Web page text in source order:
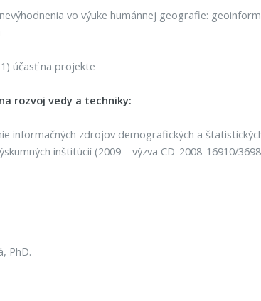
vo výuke humánnej geografie:
účasť na projekte
rozvoj vedy a techniky:
informačných zdrojov demografických a
inštitúcií (2009 – výzva CD-2008-16910/
PhD.